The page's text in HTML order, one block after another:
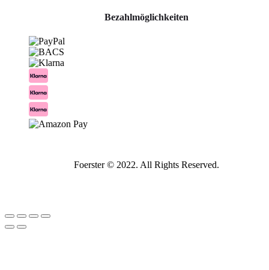
Bezahlmöglichkeiten
Foerster © 2022. All Rights Reserved.